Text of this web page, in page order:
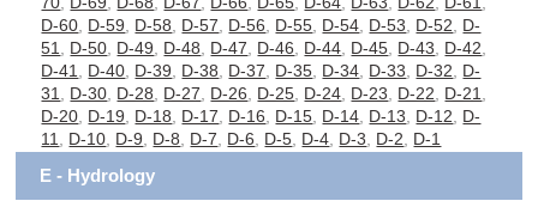
D-60 D-59 D-58 D-57 D-56 D-55 D-54 D-53 D-52
D-
51
D-50 D-49 D-48 D-47 D-46 D-44 D-45 D-43 D-42
D-41
D-40 D-39 D-38 D-37 D-35 D-34 D-33 D-32
D-
31
D-30 D-28 D-27 D-26 D-25 D-24 D-23 D-22 D-21
D-20 D-19 D-18 D-17 D-16 D-15 D-14 D-13 D-12
D-
11
D-10 D-9 D-8 D-7 D-6 D-5 D-4 D-3 D-2 D-1
E - Hydrology